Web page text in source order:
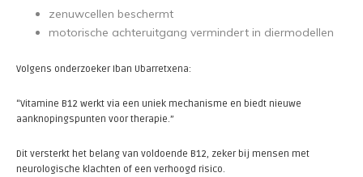
zenuwcellen beschermt
motorische achteruitgang vermindert in diermodellen
Volgens onderzoeker Iban Ubarretxena:
“Vitamine B12 werkt via een uniek mechanisme en biedt nieuwe
aanknopingspunten voor therapie.”
Dit versterkt het belang van voldoende B12, zeker bij mensen met
neurologische klachten of een verhoogd risico.